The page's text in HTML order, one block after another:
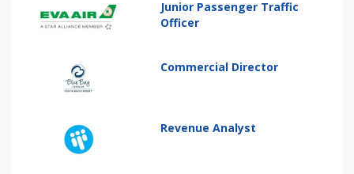
Junior Passenger Traffic
Officer
Commercial Director
Revenue Analyst